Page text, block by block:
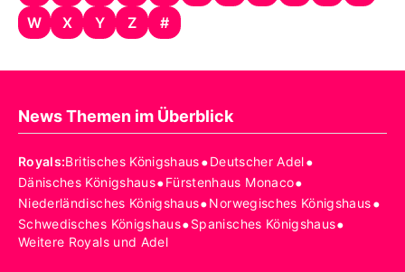
W
X Y Z #
News Themen im Überblick
Royals:Britisches Königshaus•Deutscher Adel•
Dänisches Königshaus•Fürstenhaus Monaco•
Niederländisches Königshaus•Norwegisches Königshaus•
Schwedisches Königshaus•Spanisches Königshaus•
Weitere Royals und Adel